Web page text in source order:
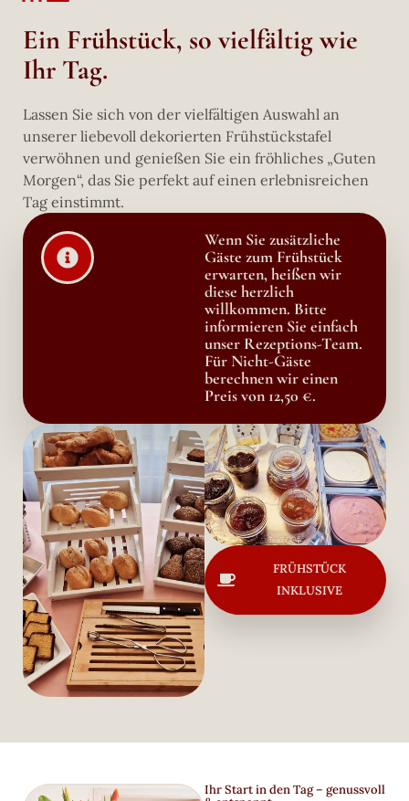
FRÜHSTÜCK
INKLUSIVE
Ein Frühstück, so vielfältig wie
Ihr Tag.
Lassen Sie sich von der vielfältigen Auswahl an
unserer liebevoll dekorierten Frühstückstafel
verwöhnen und genießen Sie ein fröhliches „Guten
Morgen“, das Sie perfekt auf einen erlebnisreichen
Tag einstimmt.
Wenn Sie zusätzliche
Gäste zum Frühstück
erwarten, heißen wir
diese herzlich
willkommen. Bitte
informieren Sie einfach
unser Rezeptions-Team.
Für Nicht-Gäste
berechnen wir einen
Preis von 12,50 €.
Ihr Start in den Tag – genussvoll